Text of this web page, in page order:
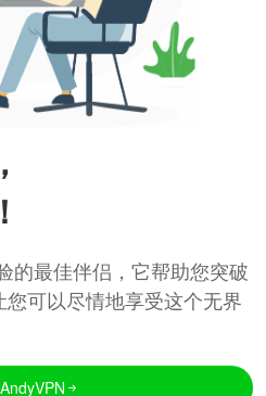
的最佳伴侣，它帮助您突破
可以尽情地享受这个无界